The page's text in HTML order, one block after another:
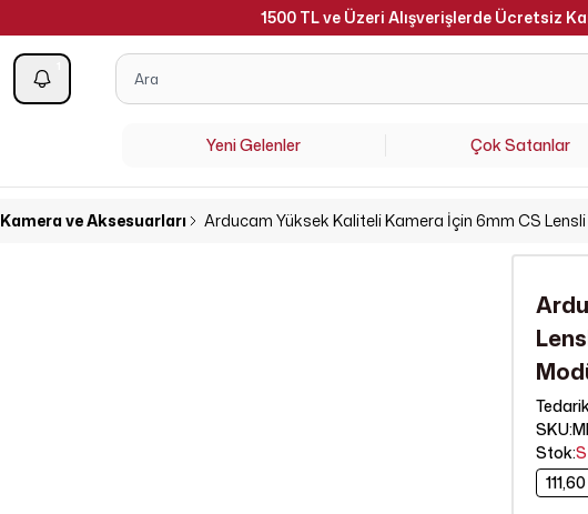
1500 TL ve Üzeri Alışverişlerde Ücretsiz Kargo!
Yeni Gelenler Çok Satanlar
Kamera ve Aksesuarları Arducam Yüksek Kaliteli Kamera İçin 6mm CS
SKU:
Stok: